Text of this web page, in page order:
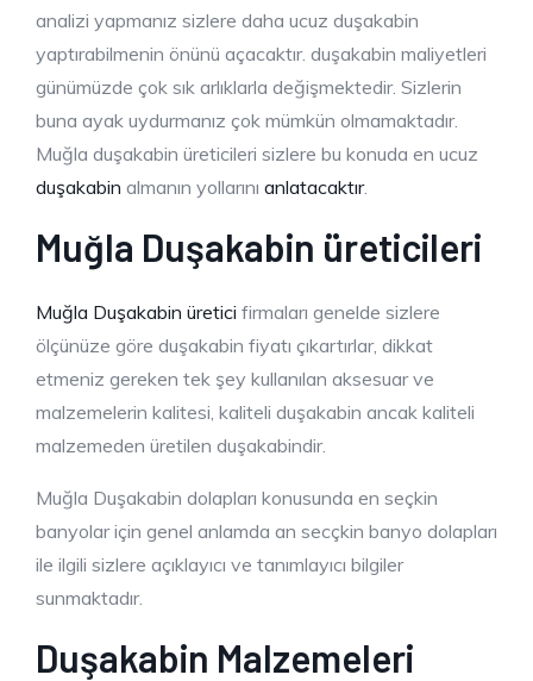
analizi yapmanız sizlere daha ucuz duşakabin
yaptırabilmenin önünü açacaktır. duşakabin maliyetleri
günümüzde çok sık arlıklarla değişmektedir. Sizlerin
buna ayak uydurmanız çok mümkün olmamaktadır.
Muğla duşakabin üreticileri sizlere bu konuda en ucuz
duşakabin almanın yollarını anlatacaktır.
Muğla Duşakabin üreticileri
Muğla Duşakabin üretici firmaları genelde sizlere
ölçünüze göre duşakabin fiyatı çıkartırlar, dikkat
etmeniz gereken tek şey kullanılan aksesuar ve
malzemelerin kalitesi, kaliteli duşakabin ancak kaliteli
malzemeden üretilen duşakabindir.
Muğla Duşakabin dolapları konusunda en seçkin
banyolar için genel anlamda an secçkin banyo dolapları
ile ilgili sizlere açıklayıcı ve tanımlayıcı bilgiler
sunmaktadır.
Duşakabin Malzemeleri